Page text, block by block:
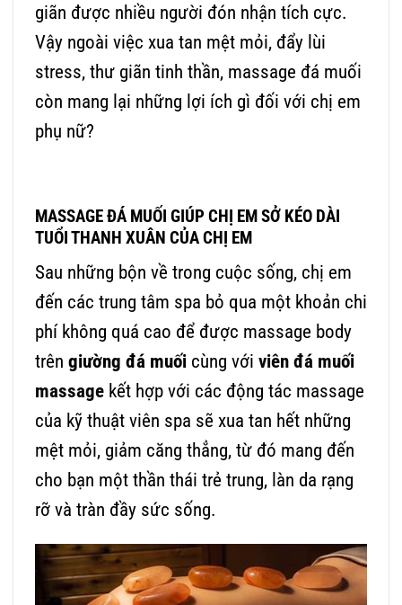
giãn được nhiều người đón nhận tích cực.
Vậy ngoài việc xua tan mệt mỏi, đẩy lùi
stress, thư giãn tinh thần, massage đá muối
còn mang lại những lợi ích gì đối với chị em
phụ nữ?
MASSAGE ĐÁ MUỐI GIÚP CHỊ EM SỞ KÉO DÀI
TUỔI THANH XUÂN CỦA CHỊ EM
Sau những bộn về trong cuộc sống, chị em
đến các trung tâm spa bỏ qua một khoản chi
phí không quá cao để được massage body
trên giường đá muối cùng với viên đá muối
massage kết hợp với các động tác massage
của kỹ thuật viên spa sẽ xua tan hết những
mệt mỏi, giảm căng thẳng, từ đó mang đến
cho bạn một thần thái trẻ trung, làn da rạng
rỡ và tràn đầy sức sống.